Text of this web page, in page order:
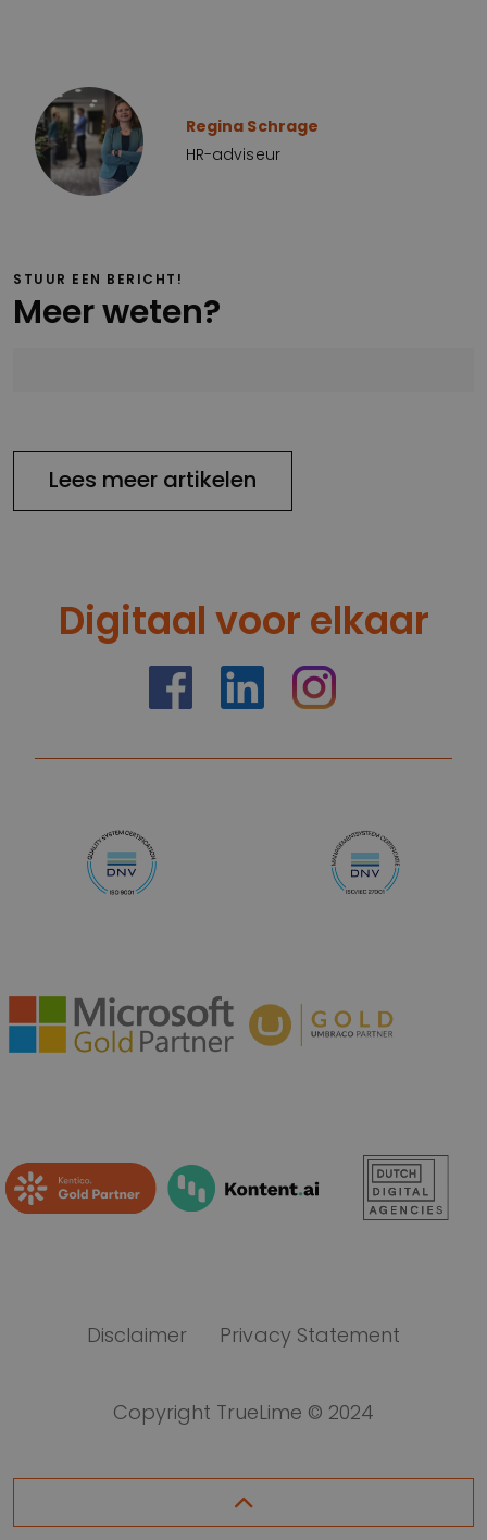
Regina Schrage
HR-adviseur
STUUR EEN BERICHT!
Meer weten?
Lees meer artikelen
Digitaal voor elkaar
Disclaimer Privacy Statement
Copyright TrueLime © 2024